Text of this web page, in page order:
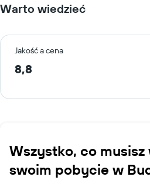
Warto wiedzieć
Jakość a cena
8,8
Wszystko, co
swoim pobycie w